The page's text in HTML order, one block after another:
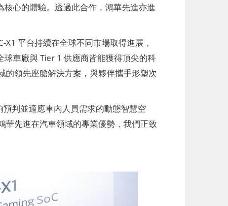
心的體驗。透過此合作，鴻華先進亦進
平台持續在全球不同市場取得進展，
車廠與 Tier 1 供應商皆能獲得頂尖的科
的領先座艙解決方案，與夥伴攜手形塑次
判並適應車內人員需求的動態智慧空
華先進在汽車領域的專業優勢，我們正致